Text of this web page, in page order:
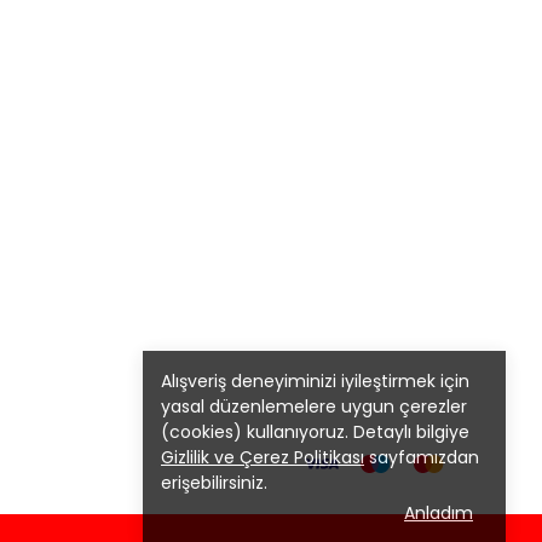
Alışveriş deneyiminizi iyileştirmek için
yasal düzenlemelere uygun çerezler
(cookies) kullanıyoruz. Detaylı bilgiye
Gizlilik ve Çerez Politikasısayfamızdan
erişebilirsiniz.
Anladım